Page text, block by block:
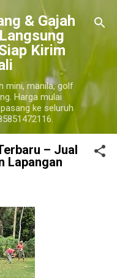
utama& Gajah
Kirim
mini, manila, golf
Harga mulai
ke seluruh
– Jual
Lapangan